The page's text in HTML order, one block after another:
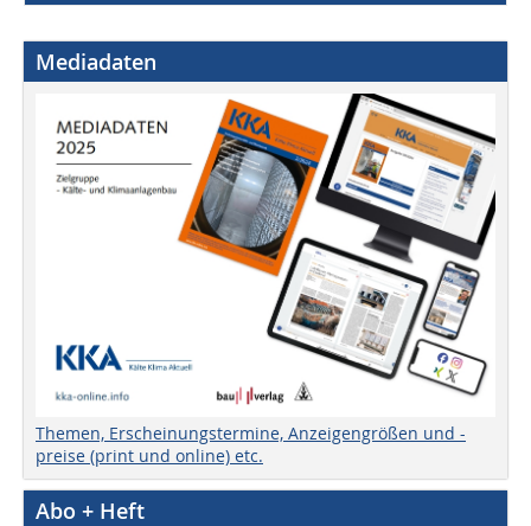
Mediadaten
Themen, Erscheinungstermine, Anzeigengrößen und -
preise (print und online) etc.
Abo + Heft